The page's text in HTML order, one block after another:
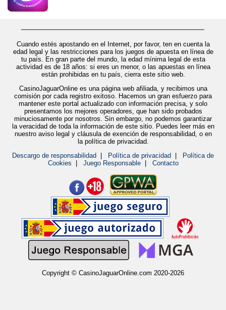
Cuando estés apostando en el Internet, por favor, ten en cuenta la
edad legal y las restricciones para los juegos de apuesta en línea de
tu país. En gran parte del mundo, la edad mínima legal de esta
actividad es de 18 años: si eres un menor, o las apuestas en línea
están prohibidas en tu país, cierra este sitio web.
CasinoJaguarOnline es una página web afiliada, y recibimos una
comisión por cada registro exitoso. Hacemos un gran esfuerzo para
mantener este portal actualizado con información precisa, y solo
presentamos los mejores operadores, que han sido probados
minuciosamente por nosotros. Sin embargo, no podemos garantizar
la veracidad de toda la información de este sitio. Puedes leer más en
nuestro aviso legal y cláusula de exención de responsabilidad, o en
la política de privacidad.
Descargo de responsabilidad | Política de privacidad | Política de
Cookies | Juego Responsable| Contacto
Copyright © CasinoJaguarOnline.com 2020-2026